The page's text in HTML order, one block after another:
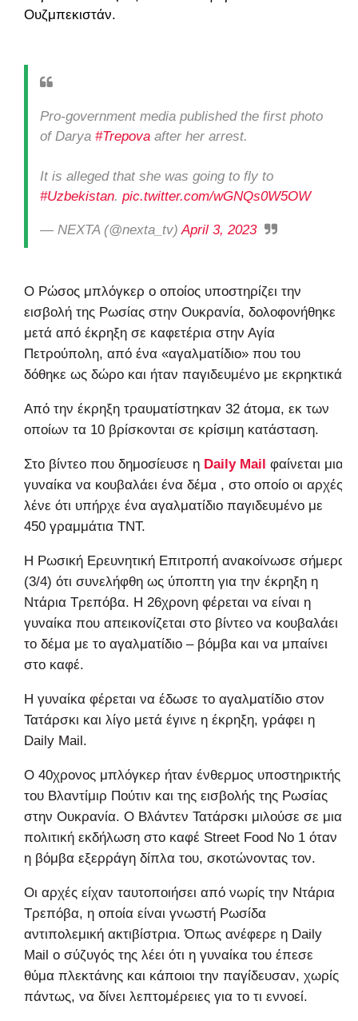
Ουζμπεκιστάν.
Pro-government media published the first photo
of Darya #Trepova after her arrest.
It is alleged that she was going to fly to
#Uzbekistan. pic.twitter.com/wGNQs0W5OW
— NEXTA (@nexta_tv)April 3, 2023
Ο Ρώσος μπλόγκερ ο οποίος υποστηρίζει την
εισβολή της Ρωσίας στην Ουκρανία, δολοφονήθηκε
μετά από έκρηξη σε καφετέρια στην Αγία
Πετρούπολη, από ένα «αγαλματίδιο» που του
δόθηκε ως δώρο και ήταν παγιδευμένο με εκρηκτικά.
Από την έκρηξη τραυματίστηκαν 32 άτομα, εκ των
οποίων τα 10 βρίσκονται σε κρίσιμη κατάσταση.
Στο βίντεο που δημοσίευσε η Daily Mail φαίνεται μια
γυναίκα να κουβαλάει ένα δέμα , στο οποίο οι αρχές
λένε ότι υπήρχε ένα αγαλματίδιο παγιδευμένο με
450 γραμμάτια TNT.
Η Ρωσική Ερευνητική Επιτροπή ανακοίνωσε σήμερα
(3/4) ότι συνελήφθη ως ύποπτη για την έκρηξη η
Ντάρια Τρεπόβα. Η 26χρονη φέρεται να είναι η
γυναίκα που απεικονίζεται στο βίντεο να κουβαλάει
το δέμα με το αγαλματίδιο – βόμβα και να μπαίνει
στο καφέ.
Η γυναίκα φέρεται να έδωσε το αγαλματίδιο στον
Τατάρσκι και λίγο μετά έγινε η έκρηξη, γράφει η
Daily Mail.
Ο 40χρονος μπλόγκερ ήταν ένθερμος υποστηρικτής
του Βλαντίμιρ Πούτιν και της εισβολής της Ρωσίας
στην Ουκρανία. Ο Βλάντεν Τατάρσκι μιλούσε σε μια
πολιτική εκδήλωση στο καφέ Street Food No 1 όταν
η βόμβα εξερράγη δίπλα του, σκοτώνοντας τον.
Οι αρχές είχαν ταυτοποιήσει από νωρίς την Ντάρια
Τρεπόβα, η οποία είναι γνωστή Ρωσίδα
αντιπολεμική ακτιβίστρια. Όπως ανέφερε η Daily
Mail ο σύζυγός της λέει ότι η γυναίκα του έπεσε
θύμα πλεκτάνης και κάποιοι την παγίδευσαν, χωρίς
πάντως, να δίνει λεπτομέρειες για το τι εννοεί.